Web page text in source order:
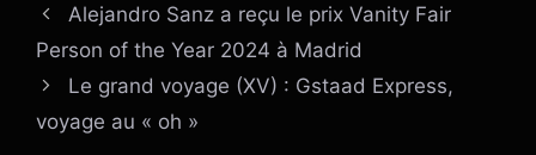
Alejandro Sanz a reçu le prix Vanity Fair
Person of the Year 2024 à Madrid
Le grand voyage (XV) : Gstaad Express,
voyage au « oh »